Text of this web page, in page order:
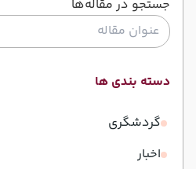
جستجو در مقاله‌ها
دسته بندی ها
گردشگری
اخبار